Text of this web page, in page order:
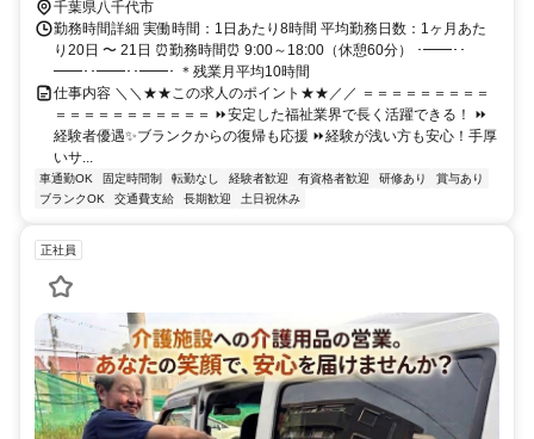
千葉県八千代市
勤務時間詳細 実働時間：1日あたり8時間 平均勤務日数：1ヶ月あた
り20日 〜 21日 ⏰勤務時間⏰ 9:00～18:00（休憩60分） ･━━･･
━━･･━━･･━━･ ＊残業月平均10時間
仕事内容 ＼＼★★この求人のポイント★★／／ ＝＝＝＝＝＝＝＝＝
＝＝＝＝＝＝＝＝＝＝＝ ⏩安定した福祉業界で長く活躍できる！ ⏩
経験者優遇✨ブランクからの復帰も応援 ⏩経験が浅い方も安心！手厚
いサ...
車通勤OK 固定時間制 転勤なし 経験者歓迎 有資格者歓迎 研修あり
賞与あり
ブランクOK
交通費支給 長期歓迎 土日祝休み
正社員